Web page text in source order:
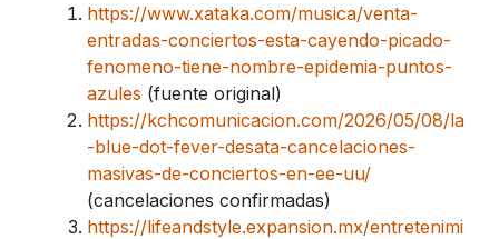
https://www.xataka.com/musica/venta-
entradas-conciertos-esta-cayendo-picado-
fenomeno-tiene-nombre-epidemia-puntos-
azules (fuente original)
https://kchcomunicacion.com/2026/05/08/la
-blue-dot-fever-desata-cancelaciones-
masivas-de-conciertos-en-ee-uu/
(cancelaciones confirmadas)
https://lifeandstyle.expansion.mx/entretenimi